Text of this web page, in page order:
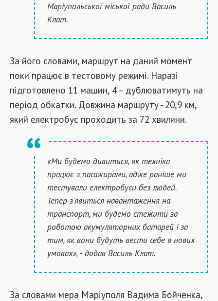
Маріупольської міської ради Василь
Клат.
За його словами, маршрут на даний момент
поки працює в тестовому режимі. Наразі
підготовлено 11 машин, 4 – дублюватимуть на
період обкатки. Довжина маршруту - 20,9 км,
який електробус проходить за 72 хвилини.
«Ми будемо дивитися, як техніка
працює з пасажирами, адже раніше ми
тестували електробуси без людей.
Тепер з'явиться навантаження на
транспорт, ми будемо стежити за
роботою акумуляторних батарей і за
тим, як вони будуть вести себе в нових
умовах», - додав Василь Клат.
За словами мера Маріуполя Вадима Бойченка,